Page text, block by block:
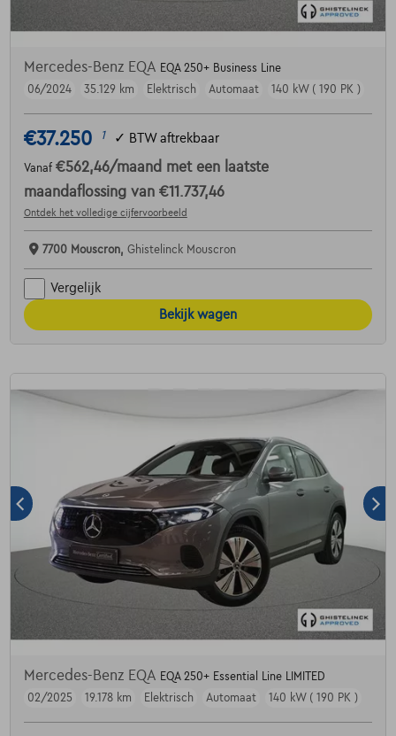
Mercedes-Benz EQA EQA 250+ Business Line
06/2024
35.129 km Elektrisch Automaat 140 kW ( 190 PK )
€37.250 1 ✓ BTW aftrekbaar
Vanaf €562,46/maand met een laatste
maandaflossing van €11.737,46
Ontdek het volledige cijfervoorbeeld
7700 Mouscron, Ghistelinck Mouscron
Vergelijk
Bekijk wagen
Mercedes-Benz EQA EQA 250+ Essential Line LIMITED
02/2025
19.178 km Elektrisch Automaat 140 kW ( 190 PK )